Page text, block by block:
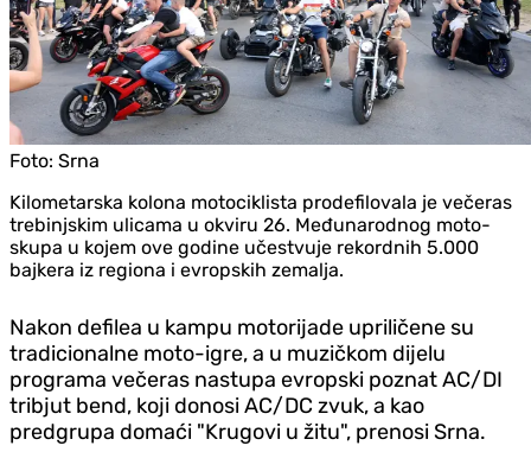
Foto: Srna
Kilometarska kolona motociklista prodefilovala je večeras
trebinjskim ulicama u okviru 26. Međunarodnog moto-
skupa u kojem ove godine učestvuje rekordnih 5.000
bajkera iz regiona i evropskih zemalja.
Nakon defilea u kampu motorijade upriličene su
tradicionalne moto-igre, a u muzičkom dijelu
programa večeras nastupa evropski poznat AC/DI
tribjut bend, koji donosi AC/DC zvuk, a kao
predgrupa domaći "Krugovi u žitu", prenosi Srna.